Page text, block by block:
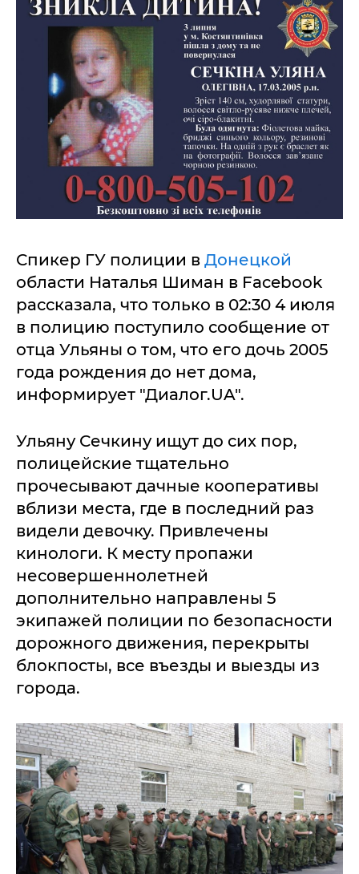
Спикер ГУ полиции в Донецкой
области Наталья Шиман в Facebook
рассказала, что только в 02:30 4 июля
в полицию поступило сообщение от
отца Ульяны о том, что его дочь 2005
года рождения до нет дома,
информирует "Диалог.UA".
Ульяну Сечкину ищут до сих пор,
полицейские тщательно
прочесывают дачные кооперативы
вблизи места, где в последний раз
видели девочку. Привлечены
кинологи. К месту пропажи
несовершеннолетней
дополнительно направлены 5
экипажей полиции по безопасности
дорожного движения, перекрыты
блокпосты, все въезды и выезды из
города.